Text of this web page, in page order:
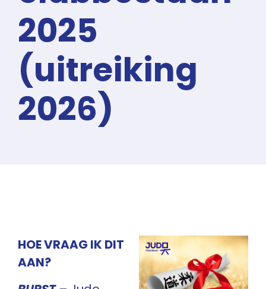
2025
(uitreiking
2026)
HOE VRAAG IK DIT
AAN?